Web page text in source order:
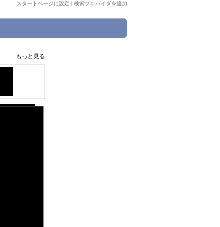
スタートページに設定 | 検索プロバイダを追加
もっと見る